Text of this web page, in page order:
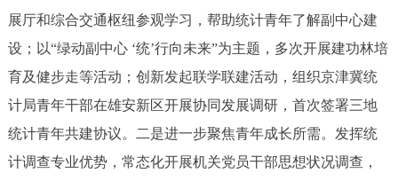
展厅和综合交通枢纽参观学习，帮助统计青年了解副中心建
设；以“绿动副中心 ‘统’行向未来”为主题，多次开展建功林培
育及健步走等活动；创新发起联学联建活动，组织京津冀统
计局青年干部在雄安新区开展协同发展调研，首次签署三地
统计青年共建协议。二是进一步聚焦青年成长所需。发挥统
计调查专业优势，常态化开展机关党员干部思想状况调查，